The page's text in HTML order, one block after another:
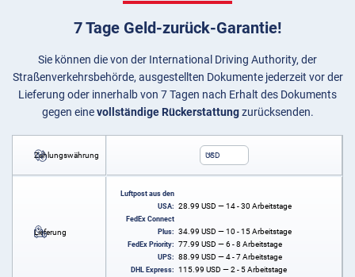
7 Tage Geld-zurück-Garantie!
Sie können die von der International Driving Authority, der
Straßenverkehrsbehörde, ausgestellten Dokumente jederzeit vor der
Lieferung oder innerhalb von 7 Tagen nach Erhalt des Dokuments
gegen einevollständige Rückerstattungzurücksenden.
Zahlungswährung USD
Lieferung
Luftpost aus den
USA: 28.99 USD — 14 - 30 Arbeitstage
FedEx Connect
Plus: 34.99 USD — 10 - 15 Arbeitstage
FedEx Priority: 77.99 USD — 6 - 8 Arbeitstage
UPS: 88.99 USD — 4 - 7 Arbeitstage
DHL Express: 115.99 USD — 2 - 5 Arbeitstage